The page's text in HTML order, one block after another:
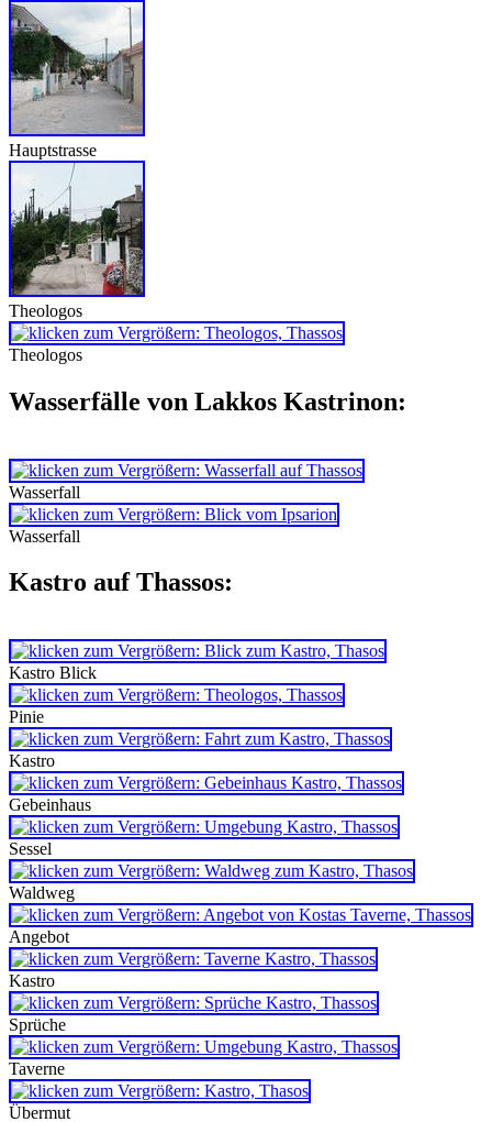
Hauptstrasse
Theologos
Theologos
Wasserfälle von Lakkos Kastrinon:
Wasserfall
Wasserfall
Kastro auf Thassos:
Kastro Blick
Pinie
Kastro
Gebeinhaus
Sessel
Waldweg
Angebot
Kastro
Sprüche
Taverne
Übermut